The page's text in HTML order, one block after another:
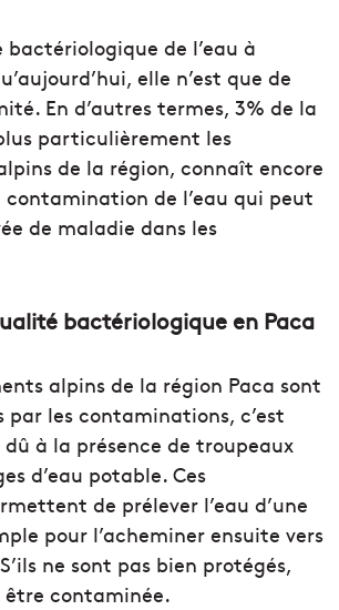
de l’eau à
elle n’est que de
En d’autres termes, 3% de la
particulièrement les
de la région, connaît encore
contamination de l’eau qui peut
de maladie dans les
bactériologique en Paca
alpins de la région Paca sont
par les contaminations, c’est
à la présence de troupeaux
d’eau potable. Ces
de prélever l’eau d’une
pour l’acheminer ensuite vers
ne sont pas bien protégés,
être contaminée.